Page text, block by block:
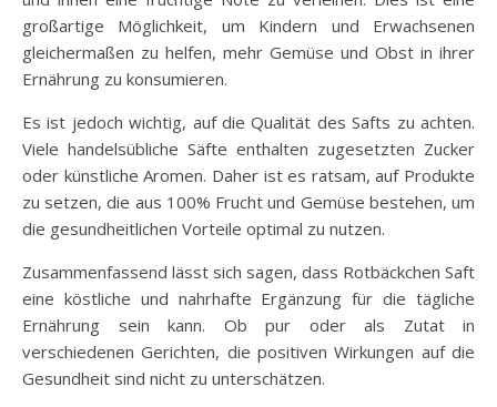
großartige Möglichkeit, um Kindern und Erwachsenen
gleichermaßen zu helfen, mehr Gemüse und Obst in ihrer
Ernährung zu konsumieren.
Es ist jedoch wichtig, auf die Qualität des Safts zu achten.
Viele handelsübliche Säfte enthalten zugesetzten Zucker
oder künstliche Aromen. Daher ist es ratsam, auf Produkte
zu setzen, die aus 100% Frucht und Gemüse bestehen, um
die gesundheitlichen Vorteile optimal zu nutzen.
Zusammenfassend lässt sich sagen, dass Rotbäckchen Saft
eine köstliche und nahrhafte Ergänzung für die tägliche
Ernährung sein kann. Ob pur oder als Zutat in
verschiedenen Gerichten, die positiven Wirkungen auf die
Gesundheit sind nicht zu unterschätzen.